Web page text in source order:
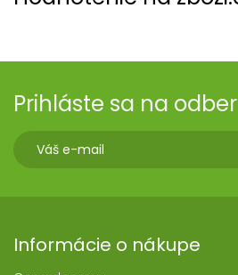
Prihláste sa na
Informácie o nákupe